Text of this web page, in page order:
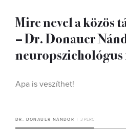
Mire nevel a közös
– Dr. Donauer
neuropszichológus
Apa is veszíthet!
DR. DONAUER NÁNDOR 3 PERC